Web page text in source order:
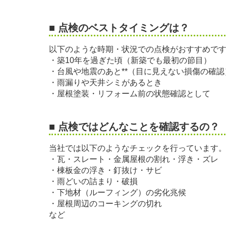
■ 点検のベストタイミングは？
以下のような時期・状況での点検がおすすめです
・築10年を過ぎた頃（新築でも最初の節目）
・台風や地震のあと**（目に見えない損傷の確認
・雨漏りや天井シミがあるとき
・屋根塗装・リフォーム前の状態確認として
■ 点検ではどんなことを確認するの？
当社では以下のようなチェックを行っています。
・瓦・スレート・金属屋根の割れ・浮き・ズレ
・棟板金の浮き・釘抜け・サビ
・雨どいの詰まり・破損
・下地材（ルーフィング）の劣化兆候
・屋根周辺のコーキングの切れ
など